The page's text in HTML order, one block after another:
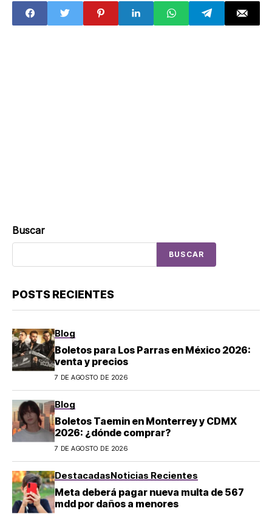
Otis?
Buscar
BUSCAR
POSTS RECIENTES
Blog
Boletos para Los Parras en México 2026:
venta y precios
7 DE AGOSTO DE 2026
Blog
Boletos Taemin en Monterrey y CDMX
2026: ¿dónde comprar?
7 DE AGOSTO DE 2026
DestacadasNoticias Recientes
Meta deberá pagar nueva multa de 567
mdd por daños a menores